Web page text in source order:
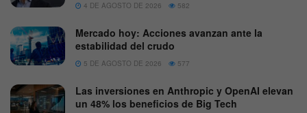
4 DE AGOSTO DE 2026 582
Mercado hoy: Acciones avanzan ante la
estabilidad del crudo
5 DE AGOSTO DE 2026 577
Las inversiones en Anthropic y OpenAI elevan
un 48% los beneficios de Big Tech